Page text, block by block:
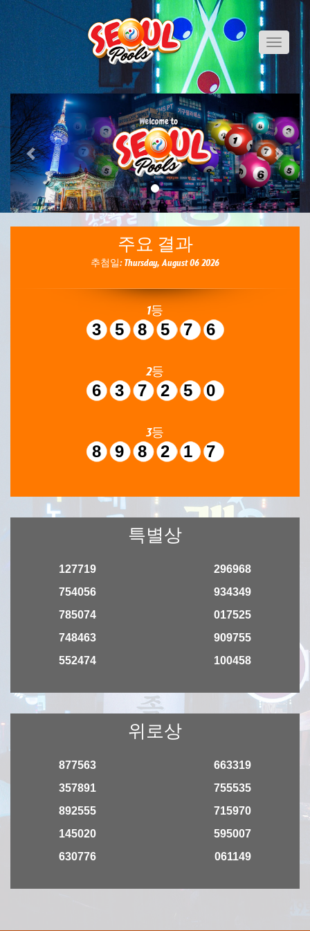
Toggle
Previous Next
주요 결과
추첨일: Thursday, August 06 2026
1등
358576
2등
637250
3등
898217
특별상
127719
754056
785074
748463
552474
296968
934349
017525
909755
100458
위로상
877563
357891
892555
145020
630776
663319
755535
715970
595007
061149